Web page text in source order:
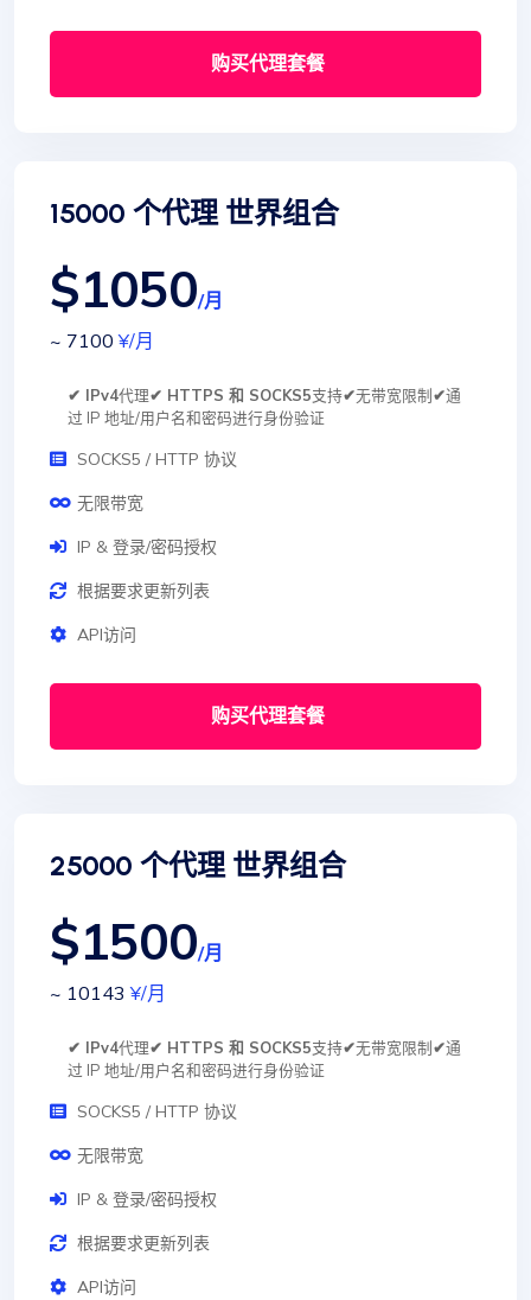
购买代理套餐
15000 个代理 世界组合
$1050/月
~ 7100¥/月
✔ IPv4代理✔ HTTPS 和 SOCKS5支持✔无带宽限制✔通
过 IP 地址/用户名和密码进行身份验证
SOCKS5 / HTTP 协议
无限带宽
IP & 登录/密码授权
根据要求更新列表
API访问
购买代理套餐
25000 个代理 世界组合
$1500/月
~ 10143¥/月
✔ IPv4代理✔ HTTPS 和 SOCKS5支持✔无带宽限制✔通
过 IP 地址/用户名和密码进行身份验证
SOCKS5 / HTTP 协议
无限带宽
IP & 登录/密码授权
根据要求更新列表
API访问